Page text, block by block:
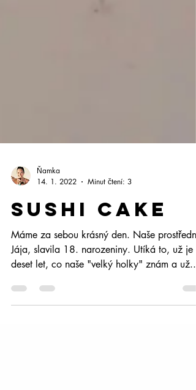
14. 1. 2022
Minut čtení: 3
SUSHI CAKE
Máme za sebou krásný den. Naše prostřední,
deset let, co naše "velký holky" znám a už...